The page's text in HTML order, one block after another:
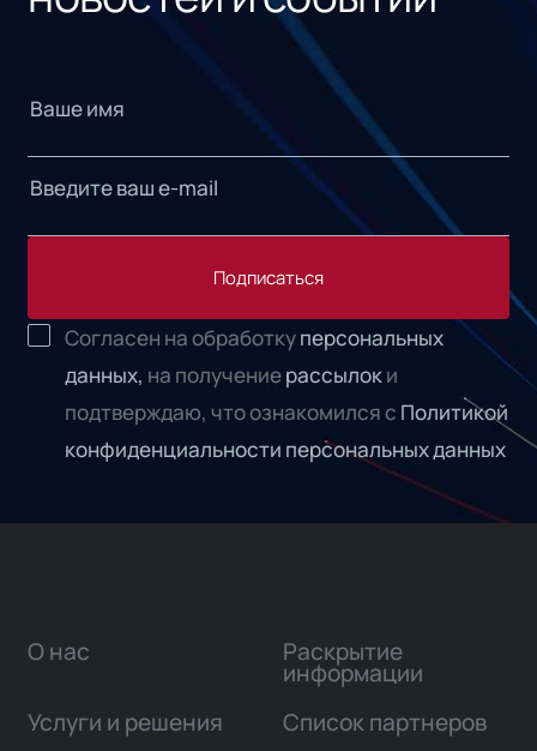
Подписаться
Согласен на обработкуперсональных
данных, на получениерассылоки
подтверждаю, что ознакомился с Политикой
конфиденциальности персональных данных
О нас
Услуги и решения
Раскрытие
информации
Список партнеров